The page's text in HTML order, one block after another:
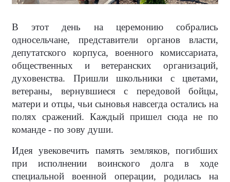
В этот день на церемонию собрались
односельчане, представители органов власти,
депутатского корпуса, военного комиссариата,
общественных и ветеранских организаций,
духовенства. Пришли школьники с цветами,
ветераны, вернувшиеся с передовой бойцы,
матери и отцы, чьи сыновья навсегда остались на
полях сражений. Каждый пришел сюда не по
команде - по зову души.
Идея увековечить память земляков, погибших
при исполнении воинского долга в ходе
специальной военной операции, родилась на